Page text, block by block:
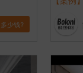
少钱?